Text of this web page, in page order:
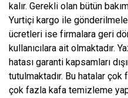
kalır. Gerekli olan bütün
Yurtiçi kargo ile
ücretleri ise firmalara geri
kullanıcılara ait olmaktadır.
hatası garanti kapsamları
tutulmaktadır. Bu hatalar çok
çok fazla kafa temizleme